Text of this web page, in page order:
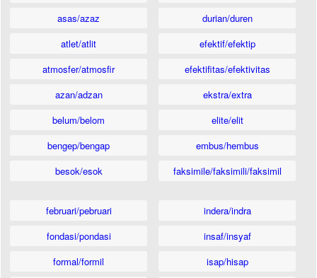
asas/azaz
atlet/atlit
atmosfer/atmosfir
azan/adzan
belum/belom
bengep/bengap
besok/esok
durian/duren
efektif/efektip
efektifitas/efektivitas
ekstra/extra
elite/elit
embus/hembus
faksimile/faksimili/faksimil
februari/pebruari
fondasi/pondasi
formal/formil
indera/indra
insaf/insyaf
isap/hisap